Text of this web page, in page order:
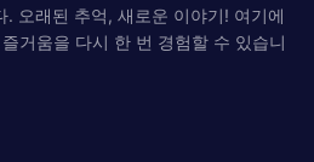
. 오래된 추억, 새로운 이야기! 여기에
거움을 다시 한 번 경험할 수 있습니